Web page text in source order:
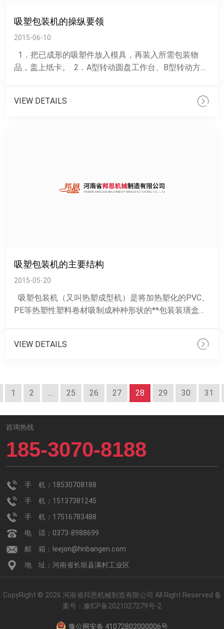
吸塑包装机的操纵要领
2015-06-10
1．把已成形的吸塑件放入模具，再装入所需包装物
品，盖上纸卡。 2．A型转动圆盘工作台、B型转动方盘
VIEW DETAILS
吸塑包装机的主要结构
2015-05-20
吸塑包装机（又叫热塑成型机）是将加热塑化的PVC、
PE等热塑性塑料卷材吸制成种种形状的**包装装璜盒、
VIEW DETAILS
1 2 ... 25 26 27 28 29 30 31
咨询热线
185-3070-8188
手 机：18530708188
手 机：15137381245
手 机：17516783488
电 话：0373-8988699
邮 箱：leejon@hnbangen.com
地 址：河南省长垣县满村工业区
CopyRight © 2026 河南省邦恩机械制造有限公司 All Right Reserved 备
案号： 豫ICP备2021027279号-2
豫公网安备 41072802000006号